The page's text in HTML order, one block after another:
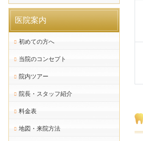
医院案内
初めての方へ
当院のコンセプト
院内ツアー
院長・スタッフ紹介
料金表
地図・来院方法